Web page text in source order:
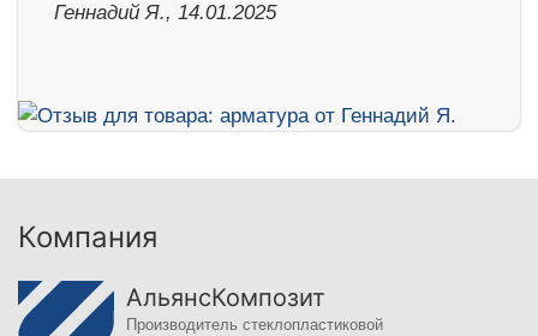
Геннадий Я., 14.01.2025
Компания
АльянсКомпозит
Производитель стеклопластиковой